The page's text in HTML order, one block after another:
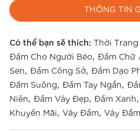
THÔNG TIN
Có thể bạn sẽ thích: Thời Trang
Đầm Cho Người Béo, Đầm Chữ
Sen, Đầm Công Sở, Đầm Dạo
Đầm Suông, Đầm Tay Ngắn,
Niên, Đầm Váy Đẹp, Đầm Xanh,
Khuyến Mãi, Váy Đầm, Váy